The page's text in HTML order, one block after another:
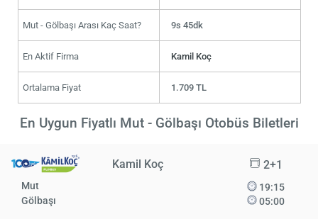
Mut - Gölbaşı Arası Kaç Saat? 9s 45dk
En Aktif Firma Kamil Koç
Ortalama Fiyat 1.709 TL
En Uygun Fiyatlı Mut - Gölbaşı Otobüs Biletleri
Kamil Koç 2+1
Mut
Gölbaşı
19:15
05:00